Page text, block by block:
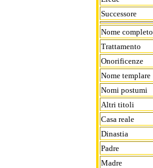
Successore
Nome completo
Trattamento
Onorificenze
Nome templare
Nomi postumi
Altri titoli
Casa reale
Dinastia
Padre
Madre